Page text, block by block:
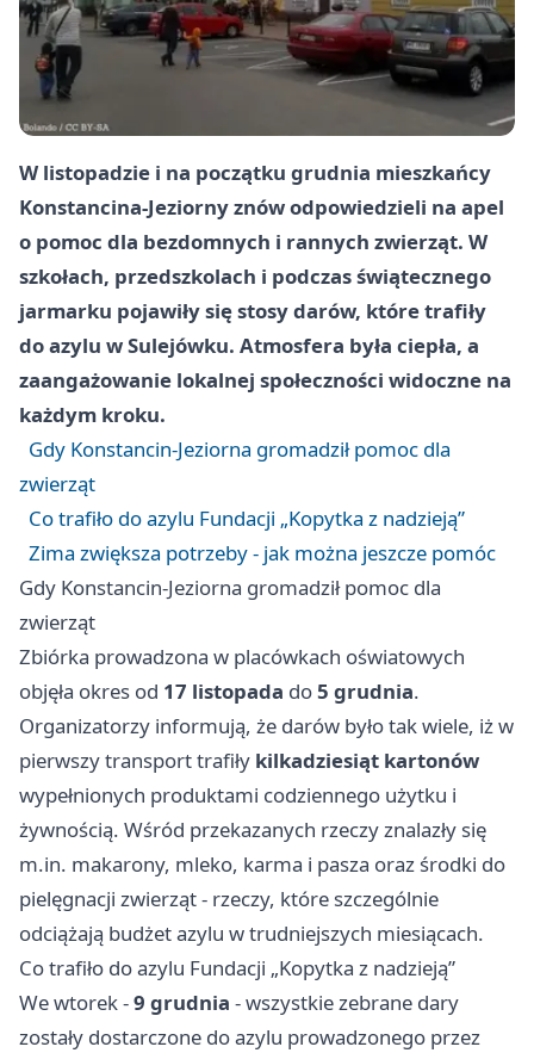
W listopadzie i na początku grudnia mieszkańcy
Konstancina-Jeziorny znów odpowiedzieli na apel
o pomoc dla bezdomnych i rannych zwierząt. W
szkołach, przedszkolach i podczas świątecznego
jarmarku pojawiły się stosy darów, które trafiły
do azylu w Sulejówku. Atmosfera była ciepła, a
zaangażowanie lokalnej społeczności widoczne na
każdym kroku.
Gdy Konstancin-Jeziorna gromadził pomoc dla
zwierząt
Co trafiło do azylu Fundacji „Kopytka z nadzieją”
Zima zwiększa potrzeby - jak można jeszcze pomóc
Gdy Konstancin-Jeziorna gromadził pomoc dla
zwierząt
Zbiórka prowadzona w placówkach oświatowych
objęła okres od 17 listopada do5 grudnia.
Organizatorzy informują, że darów było tak wiele, iż w
pierwszy transport trafiły kilkadziesiąt kartonów
wypełnionych produktami codziennego użytku i
żywnością. Wśród przekazanych rzeczy znalazły się
m.in. makarony, mleko, karma i pasza oraz środki do
pielęgnacji zwierząt - rzeczy, które szczególnie
odciążają budżet azylu w trudniejszych miesiącach.
Co trafiło do azylu Fundacji „Kopytka z nadzieją”
We wtorek -9 grudnia - wszystkie zebrane dary
zostały dostarczone do azylu prowadzonego przez